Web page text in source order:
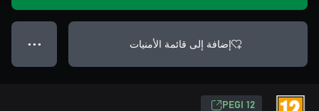
إضافة إلى قائمة الأمنيات ● ● ●
PEGI 12